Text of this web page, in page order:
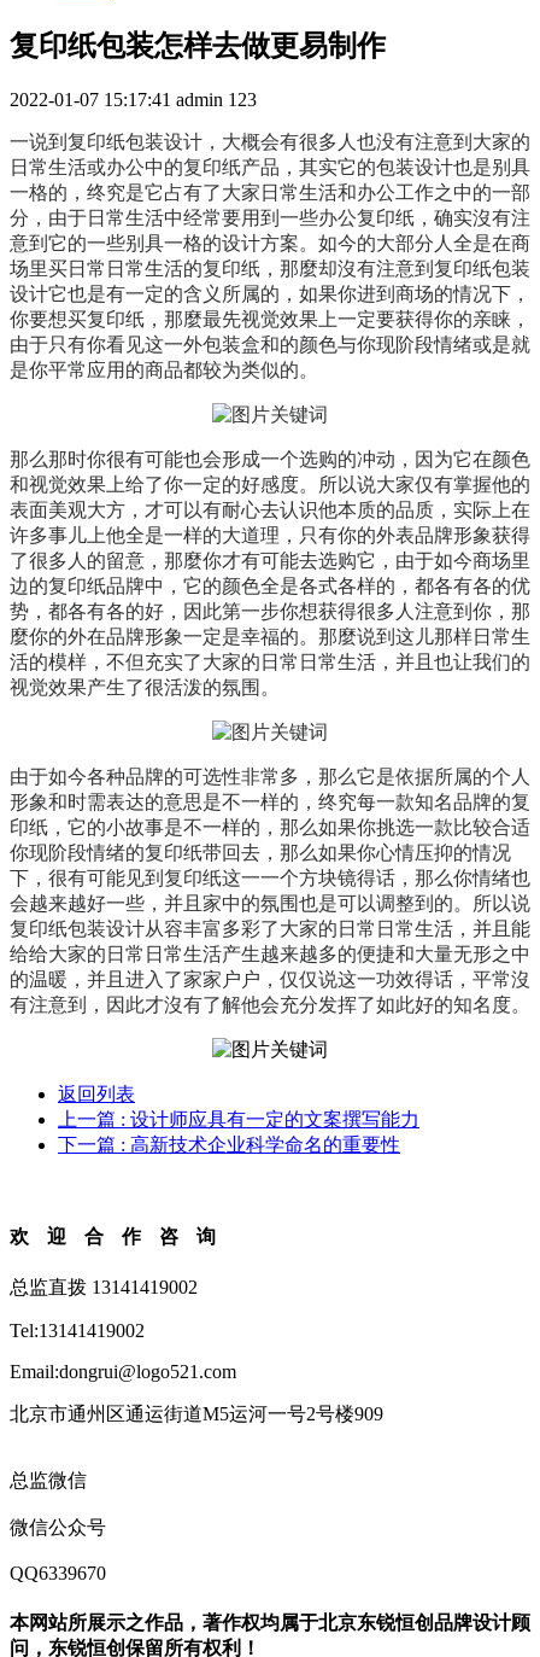
复印纸包装怎样去做更易制作
2022-01-07 15:17:41 admin 123
一说到复印纸包装设计，大概会有很多人也没有注意到大家的
日常生活或办公中的复印纸产品，其实它的包装设计也是别具
一格的，终究是它占有了大家日常生活和办公工作之中的一部
分，由于日常生活中经常要用到一些办公复印纸，确实沒有注
意到它的一些别具一格的设计方案。如今的大部分人全是在商
场里买日常日常生活的复印纸，那麼却沒有注意到复印纸包装
设计它也是有一定的含义所属的，如果你进到商场的情况下，
你要想买复印纸，那麼最先视觉效果上一定要获得你的亲睐，
由于只有你看见这一外包装盒和的颜色与你现阶段情绪或是就
是你平常应用的商品都较为类似的。
那么那时你很有可能也会形成一个选购的冲动，因为它在颜色
和视觉效果上给了你一定的好感度。所以说大家仅有掌握他的
表面美观大方，才可以有耐心去认识他本质的品质，实际上在
许多事儿上他全是一样的大道理，只有你的外表品牌形象获得
了很多人的留意，那麼你才有可能去选购它，由于如今商场里
边的复印纸品牌中，它的颜色全是各式各样的，都各有各的优
势，都各有各的好，因此第一步你想获得很多人注意到你，那
麼你的外在品牌形象一定是幸福的。那麼说到这儿那样日常生
活的模样，不但充实了大家的日常日常生活，并且也让我们的
视觉效果产生了很活泼的氛围。
由于如今各种品牌的可选性非常多，那么它是依据所属的个人
形象和时需表达的意思是不一样的，终究每一款知名品牌的复
印纸，它的小故事是不一样的，那么如果你挑选一款比较合适
你现阶段情绪的复印纸带回去，那么如果你心情压抑的情况
下，很有可能见到复印纸这一一个方块镜得话，那么你情绪也
会越来越好一些，并且家中的氛围也是可以调整到的。所以说
复印纸包装设计从容丰富多彩了大家的日常日常生活，并且能
给给大家的日常日常生活产生越来越多的便捷和大量无形之中
的温暖，并且进入了家家户户，仅仅说这一功效得话，平常沒
有注意到，因此才沒有了解他会充分发挥了如此好的知名度。
返回列表
上一篇 : 设计师应具有一定的文案撰写能力
下一篇 : 高新技术企业科学命名的重要性
欢迎合作咨询
总监直拨 13141419002
Tel:13141419002
Email:dongrui@logo521.com
北京市通州区通运街道M5运河一号2号楼909
总监微信
微信公众号
QQ6339670
本网站所展示之作品，著作权均属于北京东锐恒创品牌设计顾
问，东锐恒创保留所有权利！